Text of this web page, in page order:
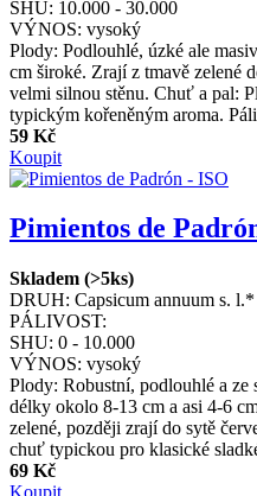
SHU: 10.000 - 30.000
VÝNOS: vysoký
Plody: Podlouhlé, úzké ale
cm široké. Zrají z tmavě zelené
velmi silnou stěnu. Chuť a pal:
typickým kořeněným aroma.
59 Kč
Koupit
Pimientos de
Skladem (>5ks)
DRUH: Capsicum annuum s. l.*
PÁLIVOST:
SHU: 0 - 10.000
VÝNOS: vysoký
Plody: Robustní, podlouhlé a ze
délky okolo 8-13 cm a asi 4-6
zelené, později zrají do sytě
chuť typickou pro klasické
69 Kč